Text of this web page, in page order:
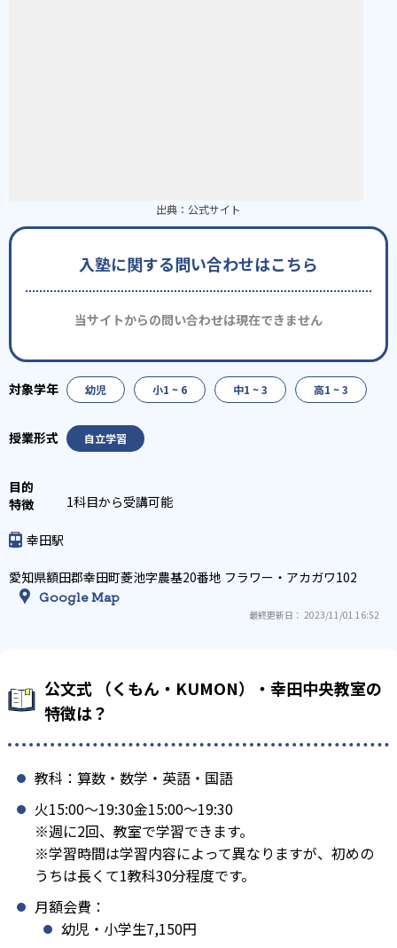
出典： 公式サイト
入塾に関する問い合わせはこちら
当サイトからの問い合わせは現在できません
幼児 小1 ~ 6 中1 ~ 3 高1 ~ 3
自立学習
1科目から受講可能
幸田駅
愛知県額田郡幸田町菱池字農基20番地 フラワー・アカガワ102
Google Map
最終更新日： 2023/11/01 16:52
公文式 （くもん・KUMON）・幸田中央教室の
特徴は？
教科：算数・数学・英語・国語
火15:00〜19:30金15:00〜19:30
※週に2回、教室で学習できます。
※学習時間は学習内容によって異なりますが、初めの
うちは長くて1教科30分程度です。
月額会費：
幼児・小学生7,150円